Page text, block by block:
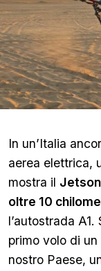
In un’Italia
aerea elettrica,
mostra il
oltre 10
l’autostrada
primo volo di un
nostro Paese,